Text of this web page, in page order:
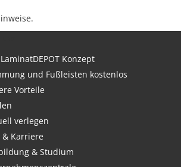
.
Konzept
und Fußleisten kostenlos
Vorteile
verlegen
& Karriere
& Studium